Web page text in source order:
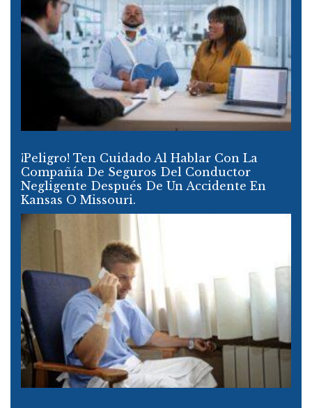
¡Peligro! Ten Cuidado Al Hablar Con La
Compañía De Seguros Del Conductor
Negligente Después De Un Accidente En
Kansas O Missouri.